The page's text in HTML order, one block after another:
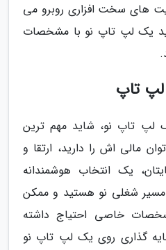
های سخت افزاری روبرو می
یک لپ تاپ نو با مشخصات
لپ تاپ
لپ تاپ نو، شاید مهم ترین
مالی اش را دارید، ارتقا و
یک انتخاب هوشمندانه
شغلی نو هستید و ممکن
خاصی احتیاج داشته
گذاری روی یک لپ تاپ نو